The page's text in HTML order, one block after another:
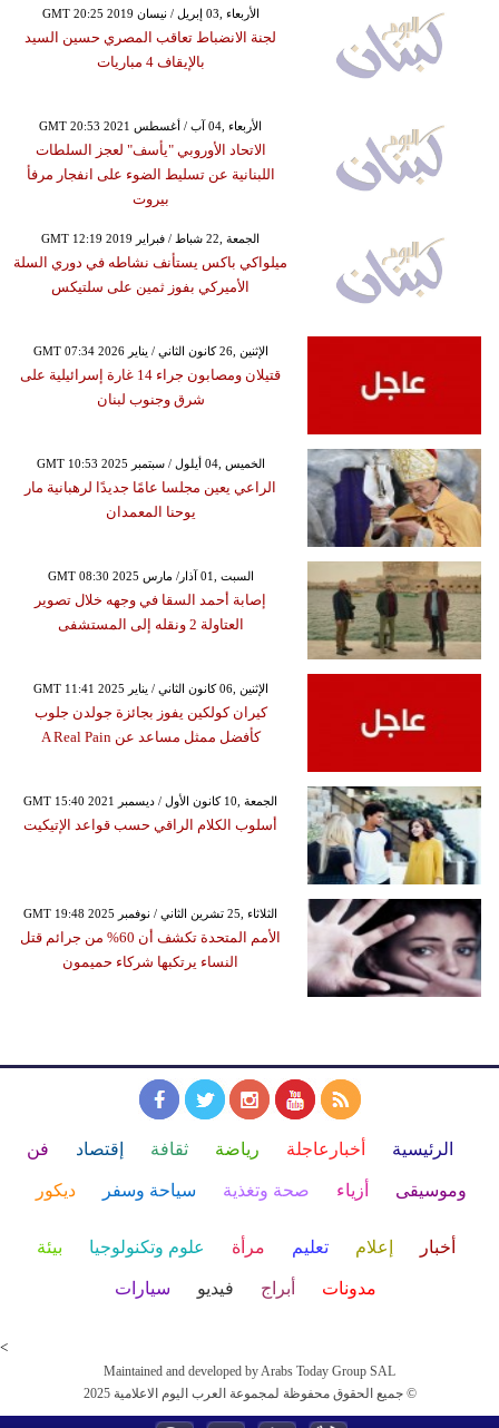
GMT 20:25 2019 الأربعاء ,03 إبريل / نيسان
لجنة الانضباط تعاقب المصري حسين السيد
بالإيقاف 4 مباريات
GMT 20:53 2021 الأربعاء ,04 آب / أغسطس
الاتحاد الأوروبي "يأسف" لعجز السلطات
اللبنانية عن تسليط الضوء على انفجار مرفأ
بيروت
GMT 12:19 2019 الجمعة ,22 شباط / فبراير
ميلواكي باكس يستأنف نشاطه في دوري السلة
الأميركي بفوز ثمين على سلتيكس
GMT 07:34 2026 الإثنين ,26 كانون الثاني / يناير
قتيلان ومصابون جراء 14 غارة إسرائيلية على
شرق وجنوب لبنان
GMT 10:53 2025 الخميس ,04 أيلول / سبتمبر
الراعي يعين مجلسا عامًا جديدًا لرهبانية مار
يوحنا المعمدان
GMT 08:30 2025 السبت ,01 آذار/ مارس
إصابة أحمد السقا في وجهه خلال تصوير
العتاولة 2 ونقله إلى المستشفى
GMT 11:41 2025 الإثنين ,06 كانون الثاني / يناير
كيران كولكين يفوز بجائزة جولدن جلوب
كأفضل ممثل مساعد عن A Real Pain
GMT 15:40 2021 الجمعة ,10 كانون الأول / ديسمبر
أسلوب الكلام الراقي حسب قواعد الإتيكيت
GMT 19:48 2025 الثلاثاء ,25 تشرين الثاني / نوفمبر
الأمم المتحدة تكشف أن 60% من جرائم قتل
النساء يرتكبها شركاء حميمون
الرئيسية أخبارعاجلة رياضة ثقافة إقتصاد فن
وموسيقى أزياء صحة وتغذية سياحة وسفر ديكور
أخبار إعلام تعليم مرأة علوم وتكنولوجيا بيئة
مدونات أبراج فيديو سيارات
<
Maintained and developed by Arabs Today Group SAL
جميع الحقوق محفوظة لمجموعة العرب اليوم الاعلامية 2025 ©